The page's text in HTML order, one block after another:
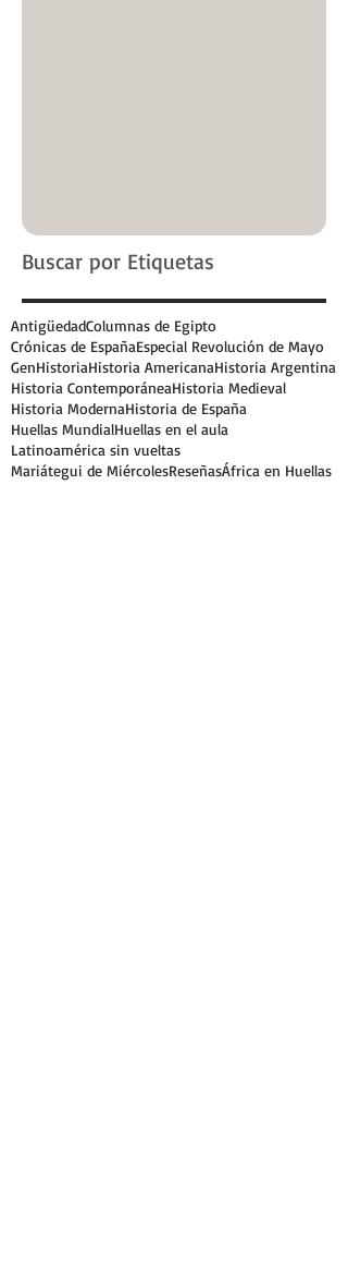
Buscar por Etiquetas
AntigüedadColumnas de Egipto
Crónicas de EspañaEspecial Revolución de Mayo
GenHistoriaHistoria AmericanaHistoria Argentina
Historia ContemporáneaHistoria Medieval
Historia ModernaHistoria de España
Huellas MundialHuellas en el aula
Latinoamérica sin vueltas
Mariátegui de MiércolesReseñasÁfrica en Huellas